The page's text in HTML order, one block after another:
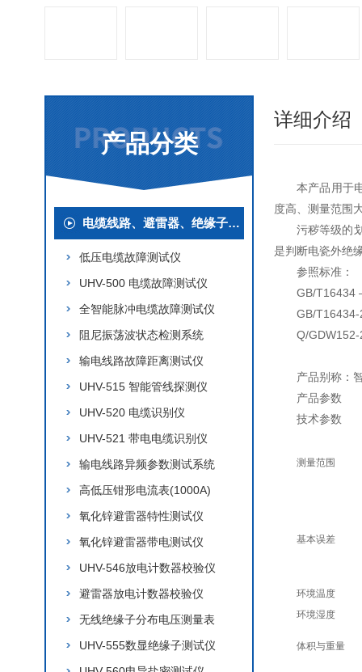
产品分类
电缆线路、避雷器、绝缘子测试仪器
低压电缆故障测试仪
UHV-500 电缆故障测试仪
全智能脉冲电缆故障测试仪
阻尼振荡波状态检测系统
输电线路故障距离测试仪
UHV-515 智能管线探测仪
UHV-520 电缆识别仪
UHV-521 带电电缆识别仪
输电线路异频参数测试系统
高低压钳形电流表(1000A)
氧化锌避雷器特性测试仪
氧化锌避雷器带电测试仪
UHV-546放电计数器校验仪
避雷器放电计数器校验仪
无线绝缘子分布电压测量表
UHV-555数显绝缘子测试仪
详细介绍
本产品用于
度高、测量范围
污秽等级的
是判断电瓷外绝
参照标准：
GB/T16434
GB/T16434-
Q/
产品别称：
产品参数
技术参数
测量范围
基本误差
环境温度
环境湿度
体积与重量